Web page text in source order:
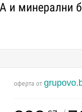
минерални
оферта от